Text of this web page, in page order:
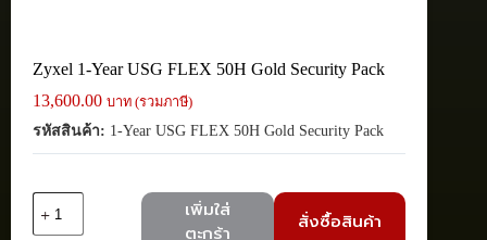
Zyxel 1-Year USG FLEX 50H Gold Security Pack
13,600.00 บาท (รวมภาษี)
รหัสสินค้า: 1-Year USG FLEX 50H Gold Security Pack
Zyxel
เพิ่มใส่
ตะกร้า
สั่งซื้อสินค้า